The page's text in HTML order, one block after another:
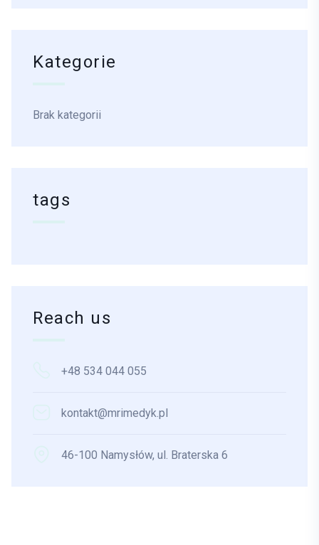
Kategorie
Brak kategorii
tags
Reach us
+48 534 044 055
kontakt@mrimedyk.pl
46-100 Namysłów, ul. Braterska 6